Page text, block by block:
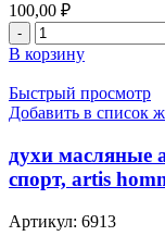
100,00 ₽
Количество
товара
cмарт-
масляные,
духи
10
мл.
В корзину
Быстрый просмотр
Добавить в список
духи масляные
спорт, artis
Артикул: 6913